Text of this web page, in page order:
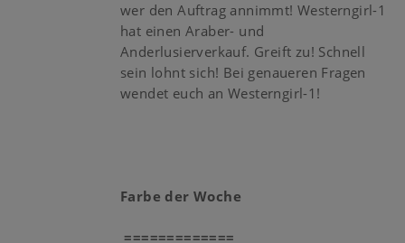
wer den Auftrag annimmt! Westerngirl-1
hat einen Araber- und
Anderlusierverkauf. Greift zu! Schnell
sein lohnt sich! Bei genaueren Fragen
wendet euch an Westerngirl-1!
Farbe der Woche
=============